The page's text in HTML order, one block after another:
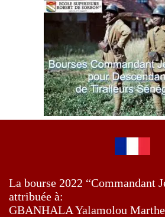
La bourse 2022 “Commandant
attribuée à:
GBANHALA Yalamolou Marthe